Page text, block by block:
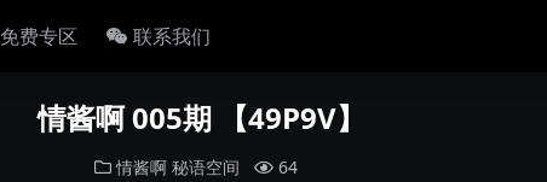
免费专区 联系我们
情酱啊 005期 【49P9V】
情酱啊 秘语空间 64